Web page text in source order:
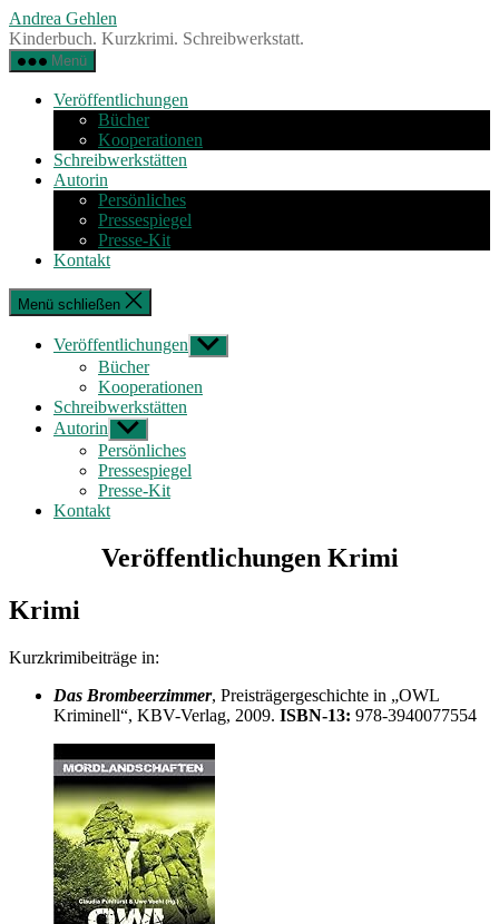
Zum
Inhalt
springen
Andrea Gehlen
Kinderbuch. Kurzkrimi. Schreibwerkstatt.
Menü
Veröffentlichungen
Bücher
Kooperationen
Schreibwerkstätten
Autorin
Persönliches
Pressespiegel
Presse-Kit
Kontakt
Menü schließen
Veröffentlichungen Untermenü
anzeigen
Bücher
Kooperationen
Schreibwerkstätten
Autorin Untermenü
anzeigen
Persönliches
Pressespiegel
Presse-Kit
Kontakt
Veröffentlichungen Krimi
Krimi
Kurzkrimibeiträge in:
Das Brombeerzimmer, Preisträgergeschichte in „OWL
Kriminell“, KBV-Verlag, 2009. ISBN-13: 978-3940077554